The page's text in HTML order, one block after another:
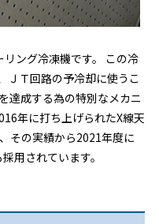
ング冷凍機です。 この冷
ＪＴ回路の予冷却に使うこ
達成する為の特別なメカニ
年に打ち上げられたX線天
その実績から2021年度に
用されています。